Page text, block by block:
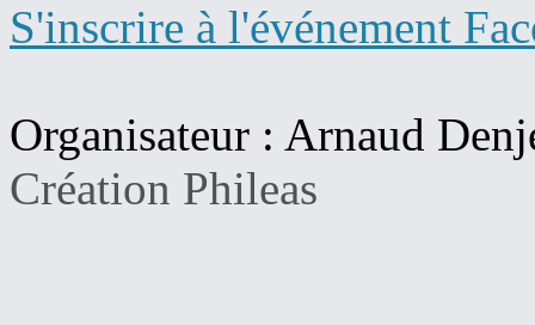
S'inscrire à l'événement
Organisateur : Arnaud
Création Phileas